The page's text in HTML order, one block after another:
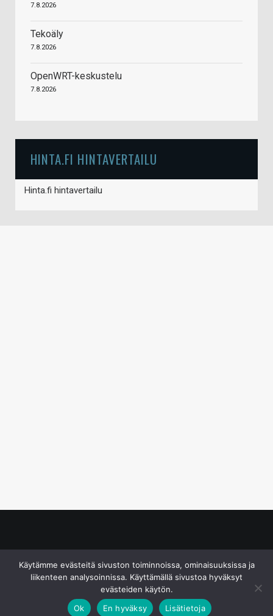
7.8.2026
Tekoäly
7.8.2026
OpenWRT-keskustelu
7.8.2026
HINTA.FI HINTAVERTAILU
Hinta.fi hintavertailu
Käytämme evästeitä sivuston toiminnoissa, ominaisuuksissa ja
liikenteen analysoinnissa. Käyttämällä sivustoa hyväksyt
evästeiden käytön.
Ok
En hyväksy Lisätietoja